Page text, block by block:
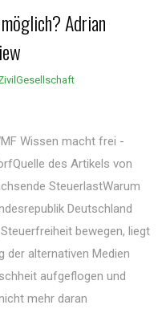
Adrian
Wissen macht frei -
des Artikels von
SteuerlastWarum
Deutschland
bewegen, liegt
der alternativen Medien
aufgeflogen und
mehr daran